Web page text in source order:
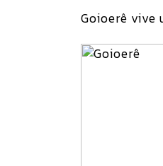
Goioerê vive